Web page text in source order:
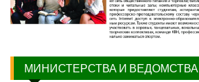
МИНИСТЕРСТВА И ВЕДОМСТВА